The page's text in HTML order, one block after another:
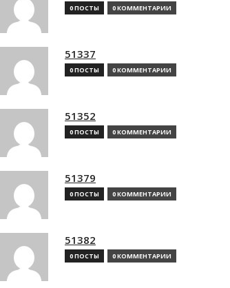
0 ПОСТЫ 0 КОММЕНТАРИИ
51337
0 ПОСТЫ 0 КОММЕНТАРИИ
51352
0 ПОСТЫ 0 КОММЕНТАРИИ
51379
0 ПОСТЫ 0 КОММЕНТАРИИ
51382
0 ПОСТЫ 0 КОММЕНТАРИИ